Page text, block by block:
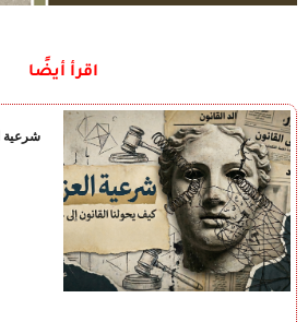
اقرأ أيضًا
شرعية